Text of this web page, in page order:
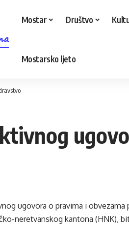
Mostar Društvo
Mostarsko ljeto
ugovora o pravima i obvezama
neretvanskog kantona (HNK),